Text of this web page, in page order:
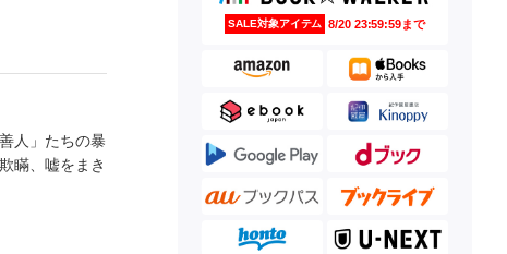
人」たちの暴
瞞、嘘をまき
SALE対象アイテム 8/20 23:59:59まで